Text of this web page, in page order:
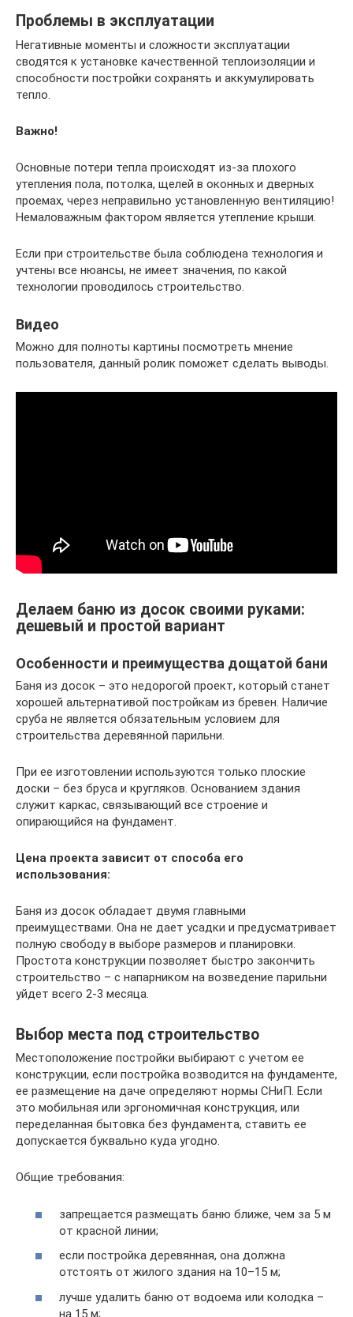
Проблемы в эксплуатации
Негативные моменты и сложности эксплуатации
сводятся к установке качественной теплоизоляции и
способности постройки сохранять и аккумулировать
тепло.
Важно!
Основные потери тепла происходят из-за плохого
утепления пола, потолка, щелей в оконных и дверных
проемах, через неправильно установленную вентиляцию!
Немаловажным фактором является утепление крыши.
Если при строительстве была соблюдена технология и
учтены все нюансы, не имеет значения, по какой
технологии проводилось строительство.
Видео
Можно для полноты картины посмотреть мнение
пользователя, данный ролик поможет сделать выводы.
Делаем баню из досок своими руками:
дешевый и простой вариант
Особенности и преимущества дощатой бани
Баня из досок – это недорогой проект, который станет
хорошей альтернативой постройкам из бревен. Наличие
сруба не является обязательным условием для
строительства деревянной парильни.
При ее изготовлении используются только плоские
доски – без бруса и кругляков. Основанием здания
служит каркас, связывающий все строение и
опирающийся на фундамент.
Цена проекта зависит от способа его
использования:
Баня из досок обладает двумя главными
преимуществами. Она не дает усадки и предусматривает
полную свободу в выборе размеров и планировки.
Простота конструкции позволяет быстро закончить
строительство – с напарником на возведение парильни
уйдет всего 2-3 месяца.
Выбор места под строительство
Местоположение постройки выбирают с учетом ее
конструкции, если постройка возводится на фундаменте,
ее размещение на даче определяют нормы СНиП. Если
это мобильная или эргономичная конструкция, или
переделанная бытовка без фундамента, ставить ее
допускается буквально куда угодно.
Общие требования:
запрещается размещать баню ближе, чем за 5 м
от красной линии;
если постройка деревянная, она должна
отстоять от жилого здания на 10–15 м;
лучше удалить баню от водоема или колодка –
на 15 м;